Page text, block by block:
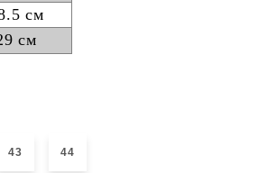
см
см
43 44